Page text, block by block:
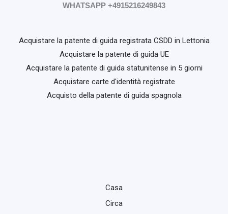
WHATSAPP +4915216249843
Acquistare la patente di guida registrata CSDD in Lettonia
Acquistare la patente di guida UE
Acquistare la patente di guida statunitense in 5 giorni
Acquistare carte d'identità registrate
Acquisto della patente di guida spagnola
Casa
Circa